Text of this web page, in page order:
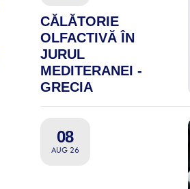
CĂLĂTORIE
OLFACTIVĂ ÎN
JURUL
MEDITERANEI -
GRECIA
08
AUG 26